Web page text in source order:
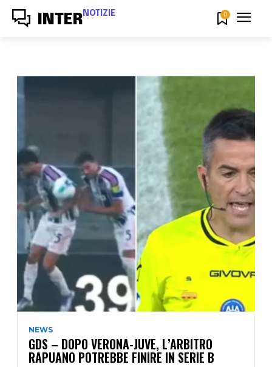
INTER NOTIZIE 0
NEWS
GDS – DOPO VERONA-JUVE, L’ARBITRO
RAPUANO POTREBBE FINIRE IN SERIE B